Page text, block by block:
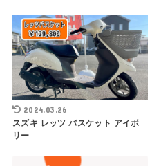
2024.03.26
スズキ レッツ バスケット アイボ
リー